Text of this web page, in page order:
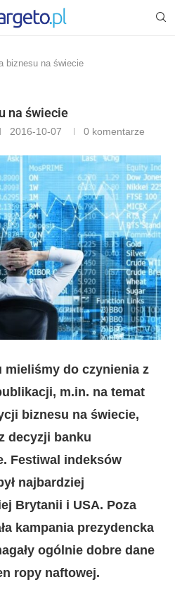
biznesu na świecie
na świecie
2016-10-07 0 komentarze
mieliśmy do czynienia z
m.in. na temat
biznesu na świecie,
decyzji banku
Festiwal indeksów
najbardziej
Brytanii i USA. Poza
kampania prezydencka
ogólnie dobre dane
ropy naftowej.